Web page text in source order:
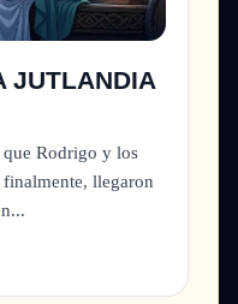
JUTLANDIA
que Rodrigo y los
llegaron